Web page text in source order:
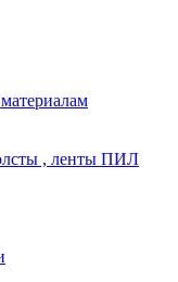
, ленты ПИЛ